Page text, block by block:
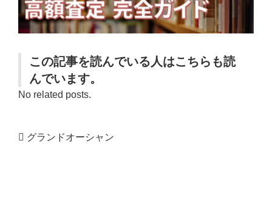
この記事を読んでいる人はこちらも読
んでいます。
No related posts.
グランドオーシャン